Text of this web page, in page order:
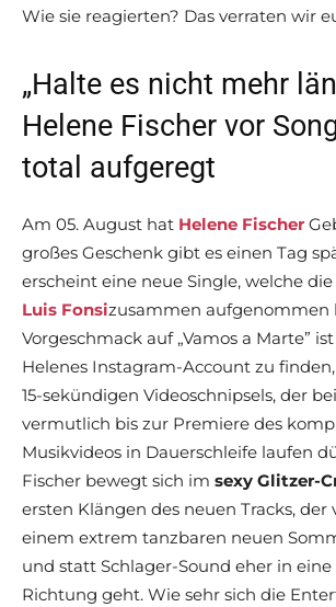
Wie sie reagierten? Das verraten wir
„Halte es nicht mehr
Helene Fischer vor
total aufgeregt
Am 05. August hat Helene Fischer
großes Geschenk gibt es einen Tag
erscheint eine neue Single, welche
Luis Fonsizusammen aufgenommen
Vorgeschmack auf „Vamos a Marte”
Helenes Instagram-Account zu
15-sekündigen Videoschnipsels, der
vermutlich bis zur Premiere des
Musikvideos in Dauerschleife laufen
Fischer bewegt sich im sexy Glitzer-
ersten Klängen des neuen Tracks,
einem extrem tanzbaren neuen
und statt Schlager-Sound eher in
Richtung geht. Wie sehr sich die